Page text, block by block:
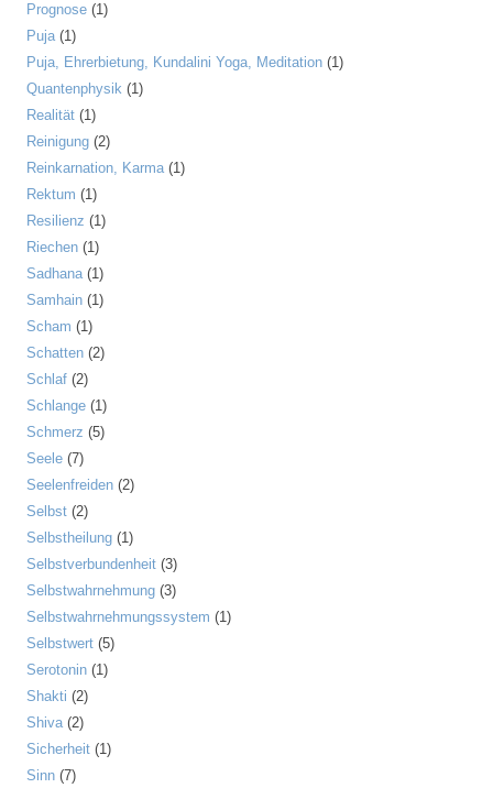
Prognose (1)
Puja(1)
Puja, Ehrerbietung, Kundalini Yoga, Meditation (1)
Quantenphysik (1)
Realität (1)
Reinigung (2)
Reinkarnation, Karma(1)
Rektum (1)
Resilienz (1)
Riechen (1)
Sadhana(1)
Samhain (1)
Scham (1)
Schatten (2)
Schlaf (2)
Schlange (1)
Schmerz (5)
Seele (7)
Seelenfreiden (2)
Selbst (2)
Selbstheilung (1)
Selbstverbundenheit (3)
Selbstwahrnehmung (3)
Selbstwahrnehmungssystem (1)
Selbstwert (5)
Serotonin (1)
Shakti (2)
Shiva(2)
Sicherheit (1)
Sinn (7)